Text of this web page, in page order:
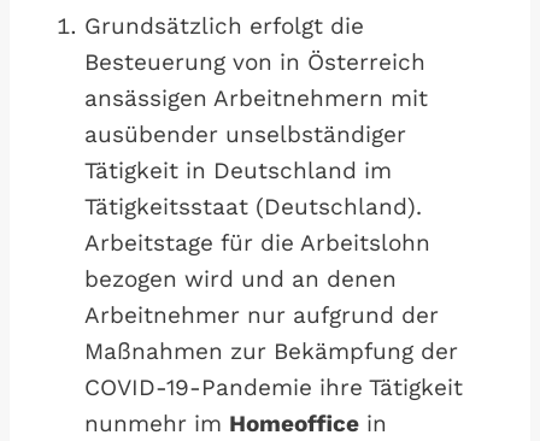
Grundsätzlich erfolgt die
Besteuerung von in Österreich
ansässigen Arbeitnehmern mit
ausübender unselbständiger
Tätigkeit in Deutschland im
Tätigkeitsstaat (Deutschland).
Arbeitstage für die Arbeitslohn
bezogen wird und an denen
Arbeitnehmer nur aufgrund der
Maßnahmen zur Bekämpfung der
COVID-19-Pandemie ihre Tätigkeit
nunmehr im Homeoffice in